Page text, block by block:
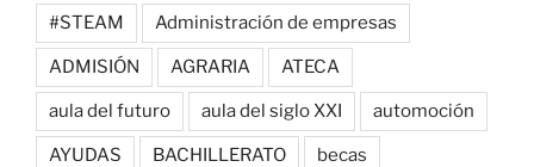
#STEAM Administración de empresas
ADMISIÓN AGRARIA ATECA
aula del futuro aula del siglo XXI automoción
AYUDAS BACHILLERATO becas